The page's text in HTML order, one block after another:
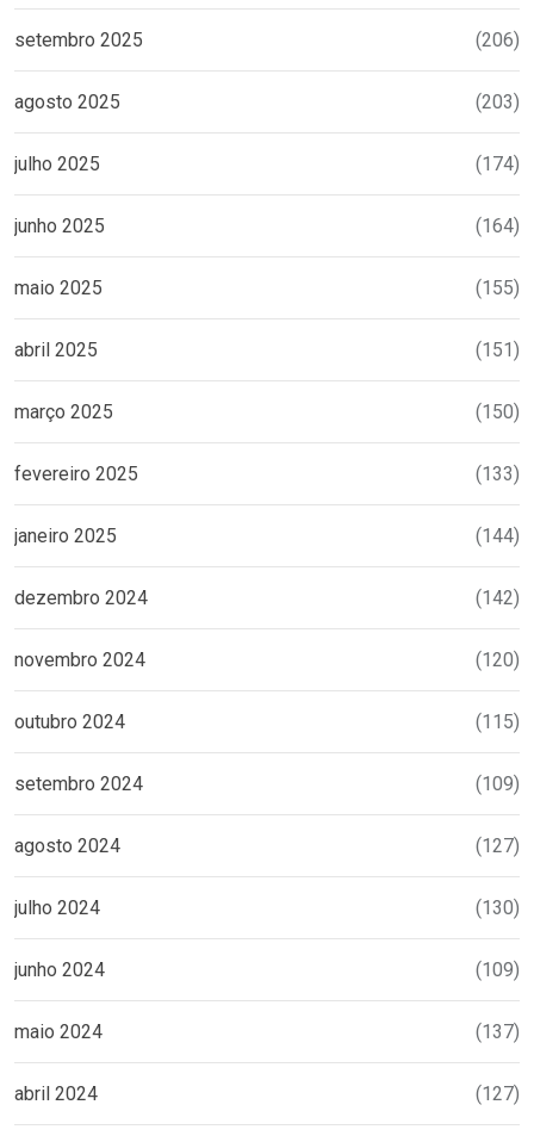
setembro 2025 (206)
agosto 2025 (203)
julho 2025 (174)
junho 2025 (164)
maio 2025 (155)
abril 2025 (151)
março 2025 (150)
fevereiro 2025 (133)
janeiro 2025 (144)
dezembro 2024 (142)
novembro 2024 (120)
outubro 2024 (115)
setembro 2024 (109)
agosto 2024 (127)
julho 2024 (130)
junho 2024 (109)
maio 2024 (137)
abril 2024 (127)